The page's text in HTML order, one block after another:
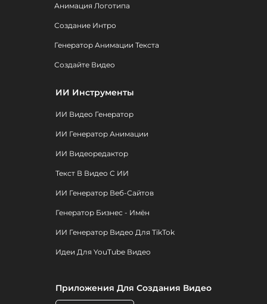
Анимация Логотипа
Создание Интро
Генератор Анимации Текста
Создайте Видео
ИИ Инструменты
ИИ Видео Генератор
ИИ Генератор Анимации
ИИ Видеоредактор
Текст В Видео С ИИ
ИИ Генератор Веб-Сайтов
Генератор Бизнес - Имён
ИИ Генератор Видео Для TikTok
Идеи Для YouTube Видео
Приложения Для Создания Видео